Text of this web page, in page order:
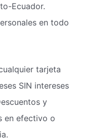
Ecuador.
en todo
tarjeta
SIN intereses
y
en efectivo o